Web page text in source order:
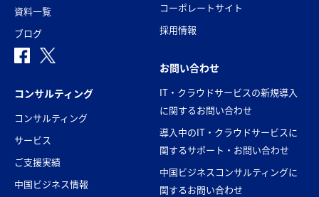
資料一覧
ブログ
コンサルティング
コンサルティング
サービス
ご支援実績
中国ビジネス情報
コーポレートサイト
採用情報
お問い合わせ
IT・クラウドサービスの新規導入
に関するお問い合わせ
導入中のIT・クラウドサービスに
関するサポート・お問い合わせ
中国ビジネスコンサルティングに
関するお問い合わせ